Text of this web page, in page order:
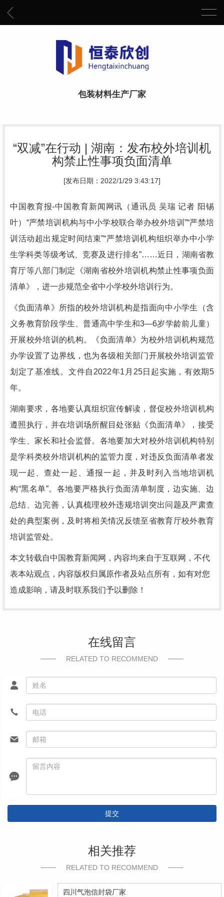
包装材料生产厂家
“双减”在行动 | 湖南：发布校外培训机
构禁止性事项负面清单
[发布日期：2022/1/29 3:43:17]
中国教育报-中国教育新闻网讯（通讯员 吴瑞 记者 阳锡
叶）“严禁培训机构与中小学校联合举办校外培训”“严禁培
训活动超出规定时间结束”“严禁培训机构组织举办中小学
生学科类等级考试、竞赛及进行排名”……近日，湖南省教
育厅等八部门制定《湖南省校外培训机构禁止性事项负面
清单》，进一步规范全省中小学校外培训行为。
《负面清单》所指的校外培训机构是指面向中小学生（含
义务教育阶段学生、普通高中学生和3—6岁学龄前儿童）
开展校外培训的机构。《负面清单》为校外培训机构规范
办学设置了边界线，也为各级相关部门开展校外培训监管
划定了基准线。文件自2022年1月25日起实施，有效期5
年。
湖南要求，各地要认真组织宣传解读，督促校外培训机构
遵照执行，并在培训场所醒目处张贴《负面清单》，接受
学生、家长和社会监督。各地要加大对校外培训机构特别
是学科类校外培训机构的监管力度，对违反负面清单者发
现一起、查处一起、通报一起，并及时列入当地培训机
构“黑名单”。各地要严格执行负面清单制度，边实施、边
总结、边完善，认真梳理校外违规培训突出问题及严肃查
处的典型案例，及时将相关情况反馈至省教育厅校外教育
培训监管处。
本文转载自中国教育新闻网，内容均来自于互联网，不代
表本站观点，内容版权归属原作者及站点所有，如有对您
造成影响，请及时联系我们予以删除！
在线留言
RELATED TO RECOMMEND
提交
相关推荐
RELATED TO RECOMMEND
四川气泡信封袋厂家